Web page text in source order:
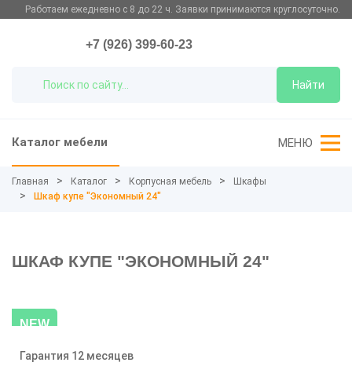
Работаем ежедневно с 8 до 22 ч. Заявки принимаются круглосуточно.
Найти
+7 (926) 399-60-23
Каталог мебели МЕНЮ
Главная Каталог Корпусная мебель
Шкафы
Шкаф купе "Экономный 24"
ШКАФ КУПЕ "ЭКОНОМНЫЙ 24"
NEW
-20%
Гарантия 12 месяцев